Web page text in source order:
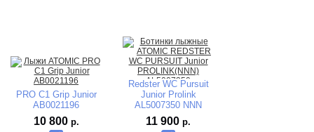
PRO С1 Grip Junior
AB0021196
10 800 р.
Redster WC Pursuit
Junior Prolink
AL5007350 NNN
(черный/белый/
красный) 2020-2021
11 900 р.